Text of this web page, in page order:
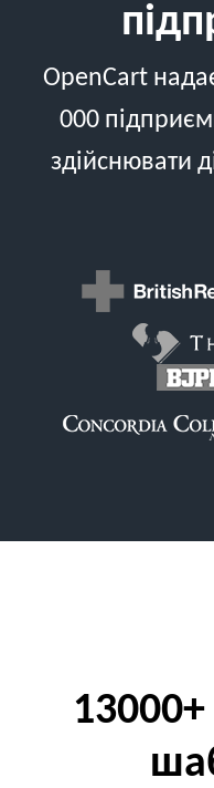
OpenCart
000
здійснювати